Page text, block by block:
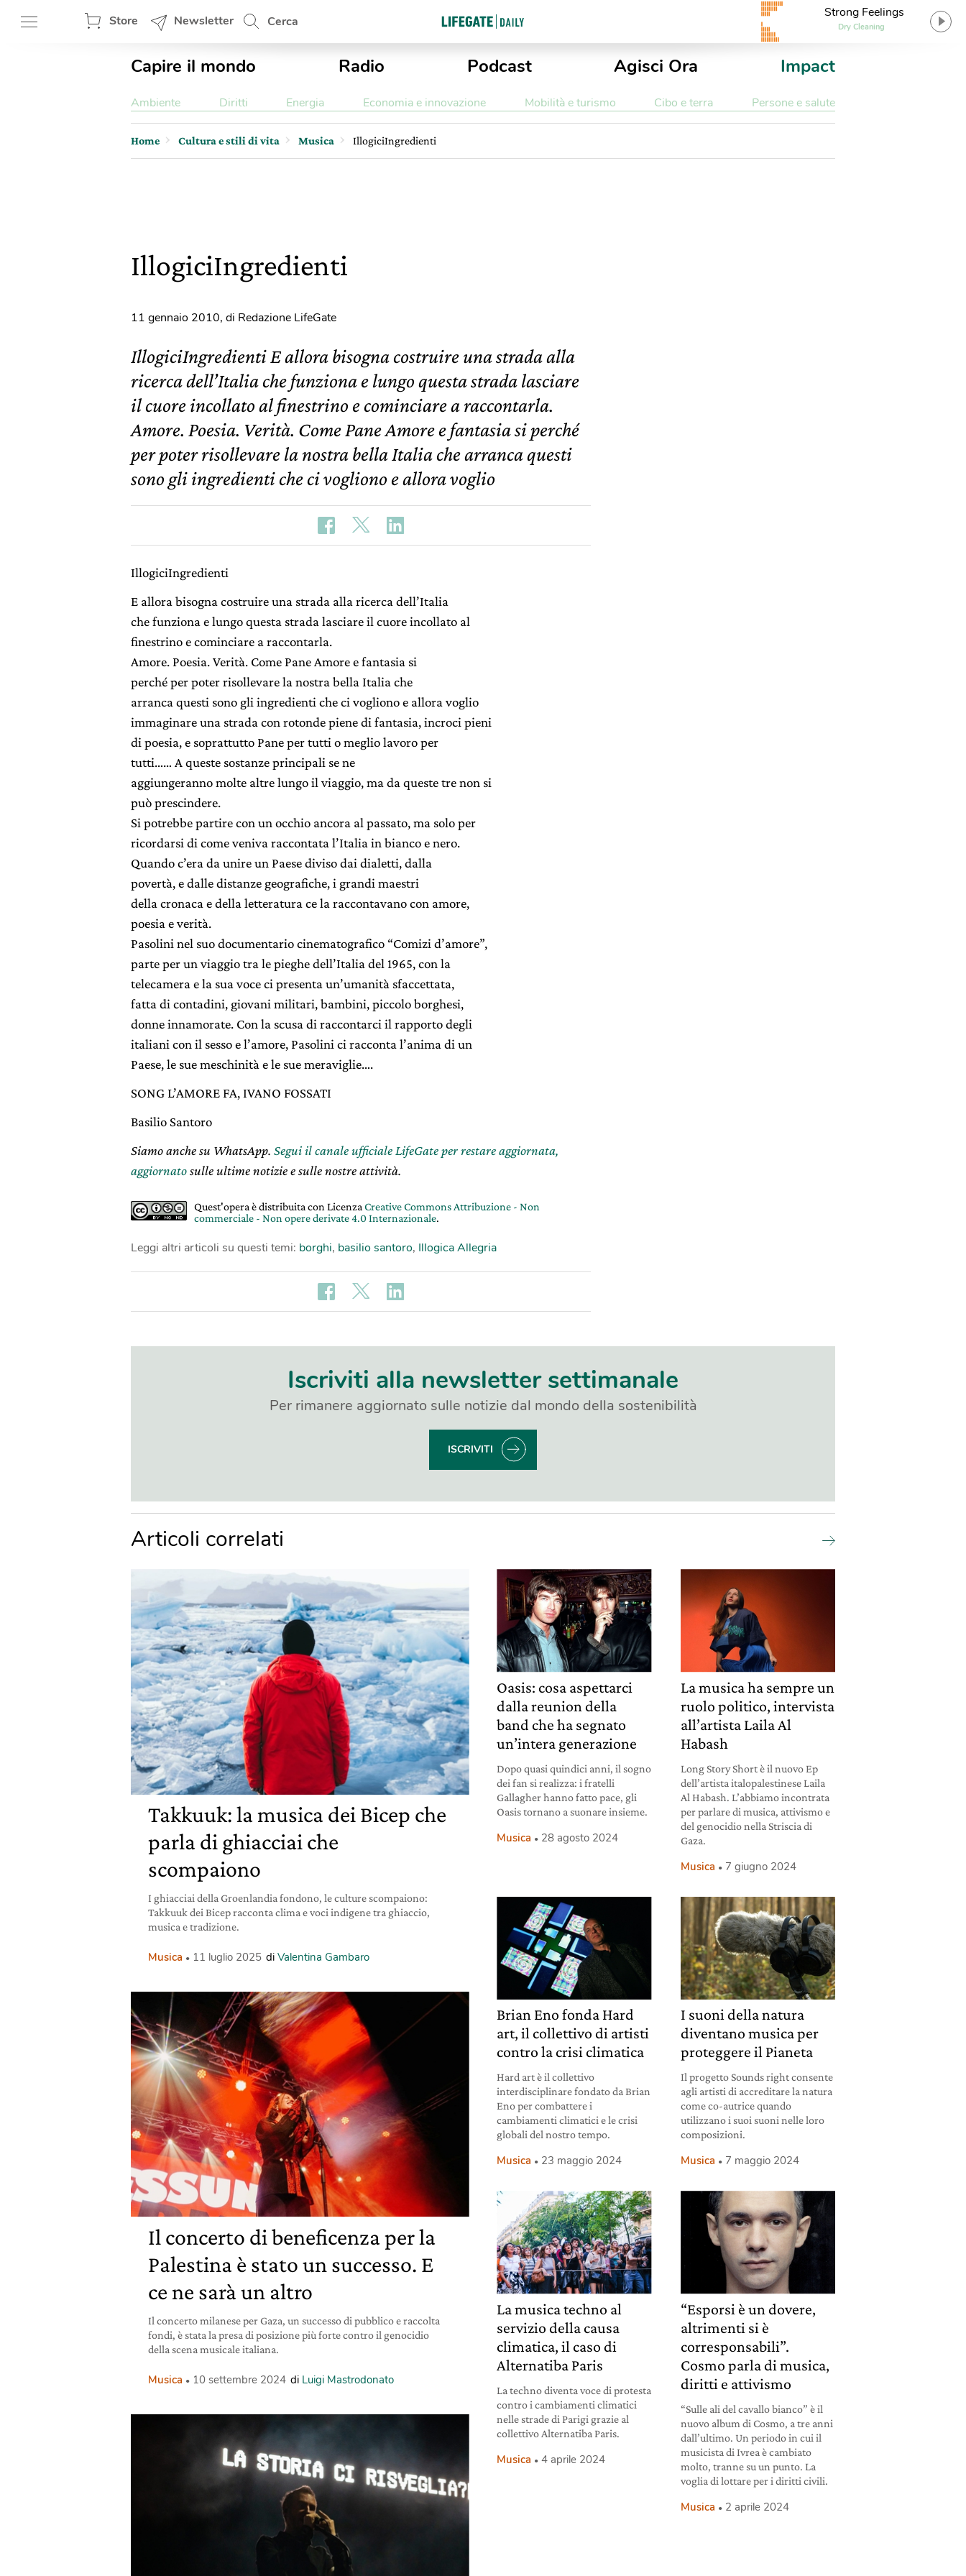
Store Newsletter Cerca
Strong Feelings
Dry Cleaning
Capire il mondo Radio Podcast Agisci Ora Impact
Ambiente Diritti Energia Economia e innovazione Mobilità e turismo Cibo e terra Persone e salute
Home Cultura e stili di vita Musica IllogiciIngredienti
IllogiciIngredienti
11 gennaio 2010, di Redazione LifeGate
IllogiciIngredienti E allora bisogna costruire una strada alla
ricerca dell’Italia che funziona e lungo questa strada lasciare
il cuore incollato al finestrino e cominciare a raccontarla.
Amore. Poesia. Verità. Come Pane Amore e fantasia si perché
per poter risollevare la nostra bella Italia che arranca questi
sono gli ingredienti che ci vogliono e allora voglio
IllogiciIngredienti
E allora bisogna costruire una strada alla ricerca dell’Italia
che funziona e lungo questa strada lasciare il cuore incollato al
finestrino e cominciare a raccontarla.
Amore. Poesia. Verità. Come Pane Amore e fantasia si
perché per poter risollevare la nostra bella Italia che
arranca questi sono gli ingredienti che ci vogliono e allora voglio
immaginare una strada con rotonde piene di fantasia, incroci pieni
di poesia, e soprattutto Pane per tutti o meglio lavoro per
tutti…… A queste sostanze principali se ne
aggiungeranno molte altre lungo il viaggio, ma da queste tre non si
può prescindere.
Si potrebbe partire con un occhio ancora al passato, ma solo per
ricordarsi di come veniva raccontata l’Italia in bianco e nero.
Quando c’era da unire un Paese diviso dai dialetti, dalla
povertà, e dalle distanze geografiche, i grandi maestri
della cronaca e della letteratura ce la raccontavano con amore,
poesia e verità.
Pasolini nel suo documentario cinematografico “Comizi d’amore”,
parte per un viaggio tra le pieghe dell’Italia del 1965, con la
telecamera e la sua voce ci presenta un’umanità sfaccettata,
fatta di contadini, giovani militari, bambini, piccolo borghesi,
donne innamorate. Con la scusa di raccontarci il rapporto degli
italiani con il sesso e l’amore, Pasolini ci racconta l’anima di un
Paese, le sue meschinità e le sue meraviglie….
SONG L’AMORE FA, IVANO FOSSATI
Basilio Santoro
Siamo anche su WhatsApp. Segui il canale ufficiale LifeGate per restare aggiornata,
aggiornatosulle ultime notizie e sulle nostre attività.
Quest'opera è distribuita con Licenza Creative Commons Attribuzione - Non
commerciale - Non opere derivate 4.0 Internazionale.
Leggi altri articoli su questi temi: borghi, basilio santoro, Illogica Allegria
Iscriviti alla newsletter settimanale
Per rimanere aggiornato sulle notizie dal mondo della sostenibilità
ISCRIVITI
Articoli correlati
Takkuuk: la musica dei Bicep che
parla di ghiacciai che
scompaiono
I ghiacciai della Groenlandia fondono, le culture scompaiono:
Takkuuk dei Bicep racconta clima e voci indigene tra ghiaccio,
musica e tradizione.
Musica 11 luglio 2025 di Valentina Gambaro
Il concerto di beneficenza per la
Palestina è stato un successo. E
ce ne sarà un altro
Il concerto milanese per Gaza, un successo di pubblico e raccolta
fondi, è stata la presa di posizione più forte contro il genocidio
della scena musicale italiana.
Musica 10 settembre 2024 di Luigi Mastrodonato
Oasis: cosa aspettarci
dalla reunion della
band che ha segnato
un’intera generazione
Dopo quasi quindici anni, il sogno
dei fan si realizza: i fratelli
Gallagher hanno fatto pace, gli
Oasis tornano a suonare insieme.
Musica 28 agosto 2024
La musica ha sempre un
ruolo politico, intervista
all’artista Laila Al
Habash
Long Story Short è il nuovo Ep
dell’artista italopalestinese Laila
Al Habash. L’abbiamo incontrata
per parlare di musica, attivismo e
del genocidio nella Striscia di
Gaza.
Musica 7 giugno 2024
Brian Eno fonda Hard
art, il collettivo di artisti
contro la crisi climatica
Hard art è il collettivo
interdisciplinare fondato da Brian
Eno per combattere i
cambiamenti climatici e le crisi
globali del nostro tempo.
Musica 23 maggio 2024
I suoni della natura
diventano musica per
proteggere il Pianeta
Il progetto Sounds right consente
agli artisti di accreditare la natura
come co-autrice quando
utilizzano i suoi suoni nelle loro
composizioni.
Musica 7 maggio 2024
La musica techno al
servizio della causa
climatica, il caso di
Alternatiba Paris
La techno diventa voce di protesta
contro i cambiamenti climatici
nelle strade di Parigi grazie al
collettivo Alternatiba Paris.
Musica 4 aprile 2024
“Esporsi è un dovere,
altrimenti si è
corresponsabili”.
Cosmo parla di musica,
diritti e attivismo
“Sulle ali del cavallo bianco” è il
nuovo album di Cosmo, a tre anni
dall’ultimo. Un periodo in cui il
musicista di Ivrea è cambiato
molto, tranne su un punto. La
voglia di lottare per i diritti civili.
Musica 2 aprile 2024